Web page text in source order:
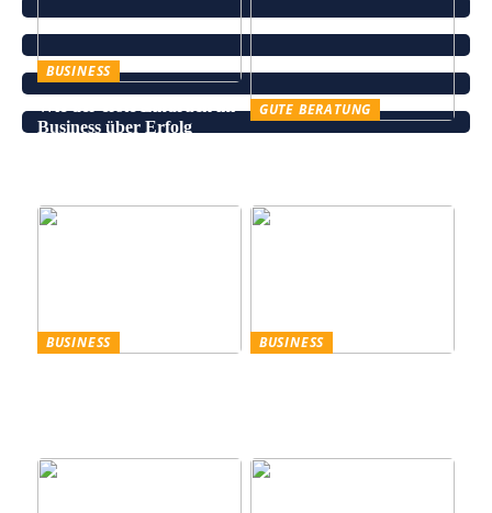
BUSINESS
Business über Erfolg
GUTE BERATUNG
BUSINESS
BUSINESS